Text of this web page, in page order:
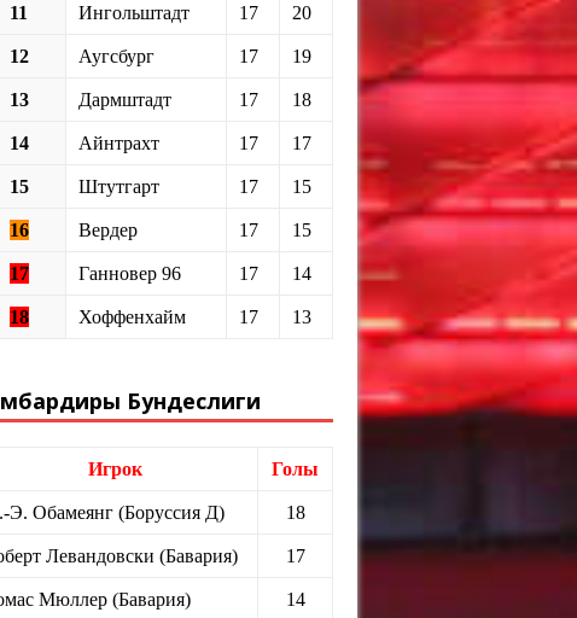
11 Ингольштадт 17 20
12 Аугсбург 17 19
13 Дармштадт 17 18
14 Айнтрахт 17 17
15 Штутгарт 17 15
16 Вердер 17 15
17 Ганновер 96 17 14
18 Хоффенхайм 17 13
Бундеслиги
Игрок Голы
Э. Обамеянг (Боруссия Д) 18
Левандовски (Бавария) 17
Мюллер (Бавария) 14